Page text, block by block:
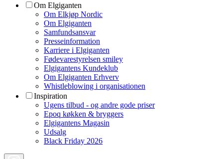
Om Elgiganten
Om Elkjøp Nordic
Om Elgiganten
Samfundsansvar
Presseinformation
Karriere i Elgiganten
Fødevarestyrelsen smiley
Elgigantens Kundeklub
Om Elgiganten Erhverv
Whistleblowing i organisationen
Inspiration
Ugens tilbud - og andre gode priser
Epoq køkken & bryggers
Elgigantens Magasin
Udsalg
Black Friday 2026